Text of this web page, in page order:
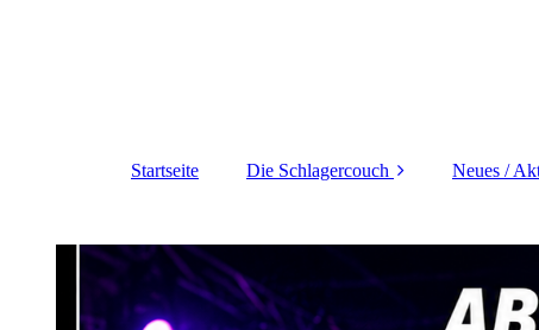
Startseite Die Schlagercouch
Vorschau auf die
nächsten Studiogäste
!
Neues /